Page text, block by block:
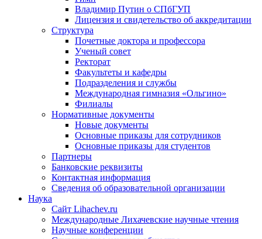
Владимир Путин о СПбГУП
Лицензия и свидетельство об аккредитации
Структура
Почетные доктора и профессора
Ученый совет
Ректорат
Факультеты и кафедры
Подразделения и службы
Международная гимназия «Ольгино»
Филиалы
Нормативные документы
Новые документы
Основные приказы для сотрудников
Основные приказы для студентов
Партнеры
Банковские реквизиты
Контактная информация
Сведения об образовательной организации
Наука
Сайт Lihachev.ru
Международные Лихачевские научные чтения
Научные конференции